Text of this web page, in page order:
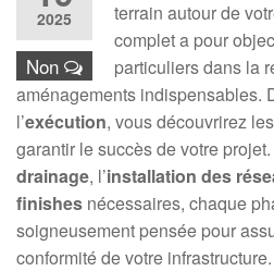
2025
Non
terrain autour de
complet a pour
particuliers dans la
aménagements indispensables.
l’exécution, vous découvrirez
garantir le succès de votre
drainage, l’installation des
finishes nécessaires, chaque
soigneusement pensée pour
conformité de votre infrastructure.